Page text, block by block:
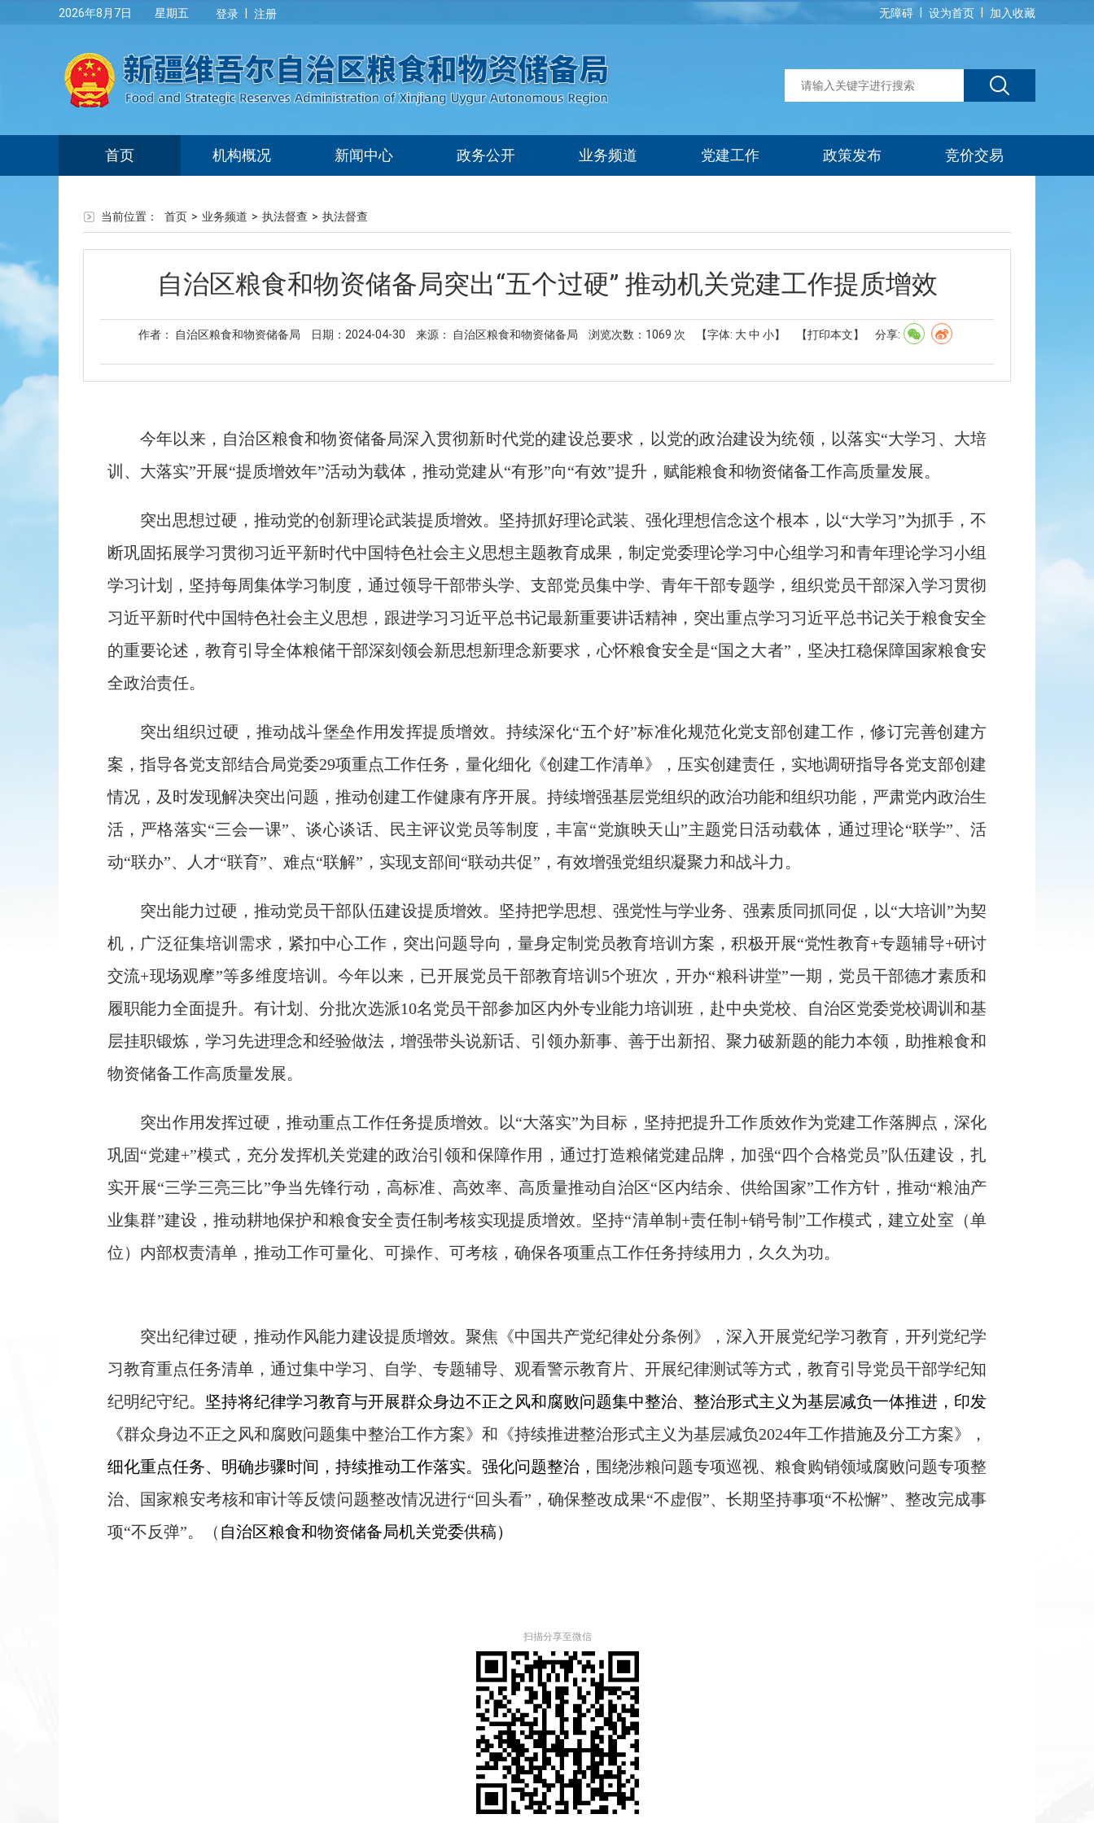
2026年8月7日 星期五 登录 注册 无障碍 设为首页 加入收藏
首页 机构概况 新闻中心 政务公开 业务频道 党建工作 政策发布 竞价交易
当前位置： 首页 > 业务频道 > 执法督查 > 执法督查
自治区粮食和物资储备局突出“五个过硬” 推动机关党建工作提质增效
作者： 自治区粮食和物资储备局 日期：2024-04-30 来源： 自治区粮食和物资储备局 浏览次数： 1069 次 【字体: 大中 小】 【打印本文】 分享:
今年以来，自治区粮食和物资储备局深入贯彻新时代党的建设总要求，以党的政治建设为统领，以落实“大学习、大培
训、大落实”开展“提质增效年”活动为载体，推动党建从“有形”向“有效”提升，赋能粮食和物资储备工作高质量发展。
突出思想过硬，推动党的创新理论武装提质增效。 坚持抓好理论武装、强化理想信念这个根本，以“大学习”为抓手，不
断巩固拓展学习贯彻习近平新时代中国特色社会主义思想主题教育成果，制定党委理论学习中心组学习和青年理论学习小组
学习计划，坚持每周集体学习制度，通过领导干部带头学、支部党员集中学、青年干部专题学，组织党员干部深入学习贯彻
习近平新时代中国特色社会主义思想，跟进学习习近平总书记最新重要讲话精神，突出重点学习习近平总书记关于粮食安全
的重要论述 ，教育引导全体粮储干部深刻领会新思想新理念新要求，心怀粮食安全是“国之大者” ，坚决扛稳保障国家粮食安
全政治责任。
突出组织过硬，推动战斗堡垒作用发挥提质增效。 持续深化“五个好”标准化规范化党支部创建工作，修订完善创建方
案，指导各党支部结合局党委29项重点工作任务，量化细化《创建工作清单》，压实创建责任， 实地调研指导各党支部创建
情况 ，及时发现解决突出问题，推动创建工作健康有序开展。 持续增强基层党组织的政治功能和组织功能，严肃党内政治生
活，严格落实“三会一课”、谈心谈话、民主评议党员等制度 ，丰富“党旗映天山”主题党日活动载体 ，通过理论“联学”、活
动“联办”、人才“联育”、难点“联解” ，实现支部间“联动共促” ， 有效增强党组织凝聚力和战斗力。
突出能力过硬，推动党员干部队伍建设提质增效。 坚持把学思想、强党性与学业务、强素质同抓同促，以“大培训 ”为契
机，广泛征集培训需求，紧扣中心工作，突出问题导向 ，量身定制党员教育培训方案，积极开展“党性教育+专题辅导+研讨
交流+现场观摩”等多维度培训 。今年以来，已开展党员干部教育培训 5个班次，开办“粮科讲堂”一期， 党员干部德才素质和
履职能力全面提升。有计划、分批次选派10名党员干部参加区内外专业能力培训班，赴中央党校、自治区党委党校调训和基
层挂职锻炼，学习先进理念和经验做法， 增强带头说新话、引领办新事、善于出新招、聚力破新题的能力本领，助推粮食和
物资储备工作高质量发展。
突出作用发挥过硬，推动重点工作任务提质增效。 以“大落实”为目标， 坚持把提升工作质效作为党建工作落脚点，深化
巩固“党建+”模式， 充分发挥机关党建的政治引领和保障作用 ， 通过打造粮储党建品牌， 加强“四个合格党员”队伍建设，扎
实开展“三学三亮三比”争当先锋行动，高标准、高效率、高质量推动自治区“区内结余、供给国家”工作方针，推动“粮油产
业集群”建设，推动耕地保护和粮食安全责任制考核实现提质增效。坚持“清单制 +责任制 +销号制”工作模式，建立处室（单
位）内部权责清单，推动工作可量化、可操作、可考核，确保各项重点工作任务持续用力，久久为功。
突出纪律过硬，推动作风能力建设提质增效。 聚焦《中国共产党纪律处分条例》，深入开展党纪学习教育，开列党纪学
习教育重点任务清单，通过集中学习、自学、 专题辅导、 观看警示教育片、开展纪律测试等方式，教育引导党员干部学纪知
纪明纪守纪。 坚持将纪律学习教育与开展群众身边不正之风和腐败问题集中整治、整治形式主义为基层减负一体推进 ， 印发
《群众身边不正之风和腐败问题集中整治工作方案》和《持续推进整治形式主义为基层减负2024年工作措施及分工方案》，
细化重点任务、明确步骤时间，持续推动工作落实。强化问题整治， 围绕涉粮问题专项巡视、粮食购销领域腐败问题专项整
治、国家粮安考核和审计等反馈问题整改情况进行“回头看” ，确保整改成果“不虚假”、长期坚持事项“不松懈”、整改完成事
项“不反弹”。（ 自治区粮食和物资储备局机关党委供稿）
扫描分享至微信